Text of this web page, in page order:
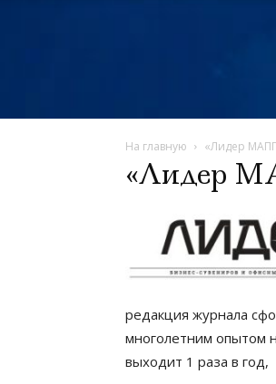
На главную «Лидер
«Лидер
редакция журнала
многолетним опытом
выходит 1 раза в год,